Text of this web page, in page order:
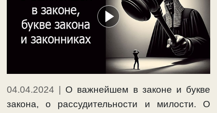
04.04.2024
О важнейшем в законе и букве
закона, о рассудительности и милости. О